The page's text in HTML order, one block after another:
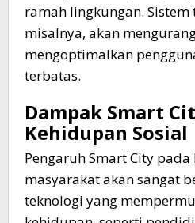
ramah lingkungan.
misalnya, akan
mengoptimalkan
terbatas.
Dampak Smart
Kehidupan Sosial
Pengaruh Smart City
masyarakat akan sangat
teknologi yang